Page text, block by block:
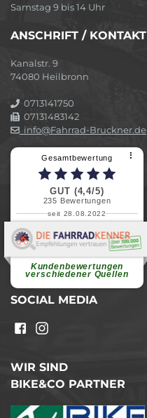
Samstag 9 bis 14 Uhr
ANSCHRIFT / KONTAKT
Kanalstr. 9
74080 Heilbronn
0713141750
07131483142
info@Fahrrad-Bruckner.de
Gesamtbewertung ⠇
GUT (4,4/5)
235 Bewertungen
seit 28.08.2022
Kundenbewertungen
verschiedener Quellen
Elvira B.
Superschnelle und freundliche
weiterlesen
SOCIAL MEDIA
WIR SIND
BIKE&CO PARTNER